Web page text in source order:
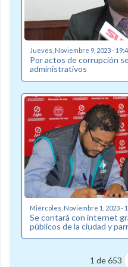
Jueves, Noviembre 9, 2023 -
Por actos de corrupción
administrativos
Miércoles, Noviembre 1, 2023 -
Se contará con internet
públicos de la ciudad y
1 de 653